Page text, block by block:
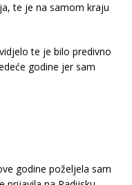
te je na samom kraju
te je bilo predivno
godine jer sam
godine poželjela sam